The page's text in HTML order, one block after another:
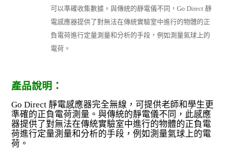
可以準確收集數據。與傳統的靜電儀不同，Go Direct 靜
電感應器提供了對無法在傳統實驗室中進行的物體的正
負電荷進行定量測量和分析的手段，例如測量氣球上的
電荷。
產品說明：
Go Direct 靜電感應器完全無線，可提供老師和學生更
準確的正負電荷測量。與傳統的靜電儀不同，此感應
器提供了對無法在傳統實驗室中進行的物體的正負電
荷進行定量測量和分析的手段，例如測量氣球上的電
荷。